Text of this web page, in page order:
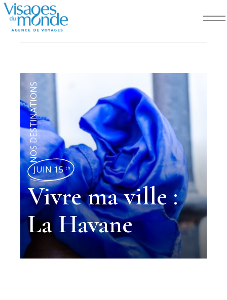
NOS DESTINATIONS
JUIN 15 th
Vivre ma ville :
La Havane